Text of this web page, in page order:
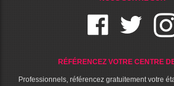
RÉFÉRENCEZ VOTRE CENTRE
Professionnels, référencez gratuitement votre